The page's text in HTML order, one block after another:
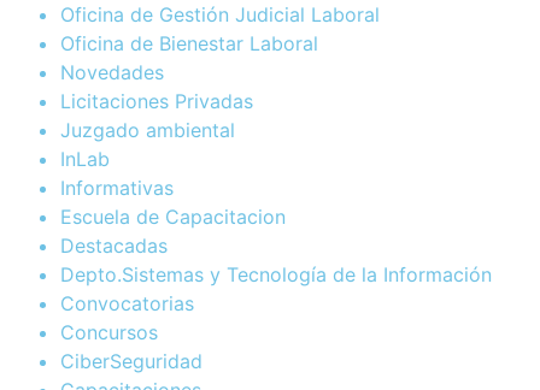
Oficina de Gestión Judicial Laboral
Oficina de Bienestar Laboral
Novedades
Licitaciones Privadas
Juzgado ambiental
InLab
Informativas
Escuela de Capacitacion
Destacadas
Depto.Sistemas y Tecnología de la Información
Convocatorias
Concursos
CiberSeguridad